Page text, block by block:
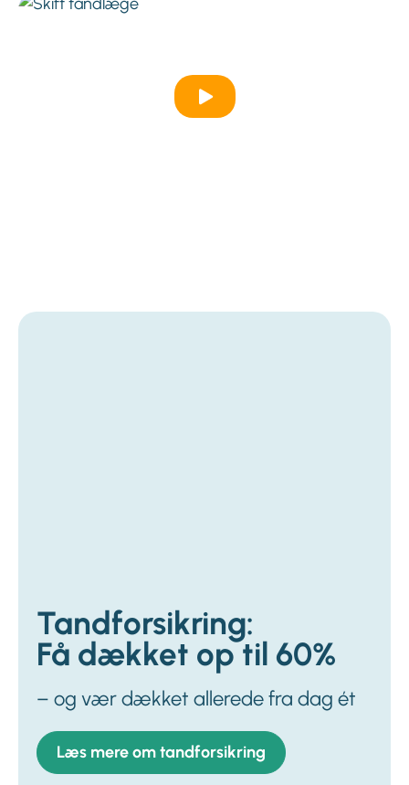
Tandforsikring:
Få dækket op til 60%
– og vær dækket allerede fra dag ét
Læs mere om tandforsikring